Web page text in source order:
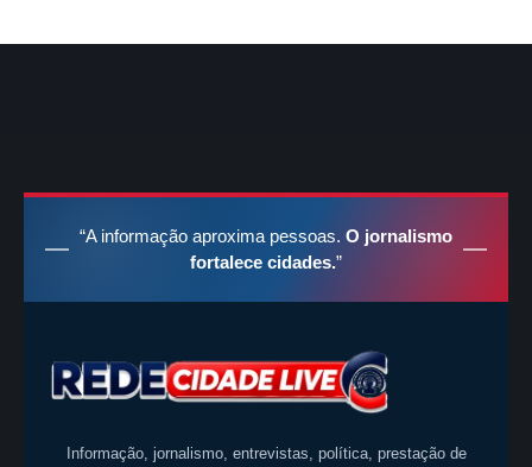
“A informação aproxima pessoas. O jornalismo
fortalece cidades.”
Informação, jornalismo, entrevistas, política, prestação de